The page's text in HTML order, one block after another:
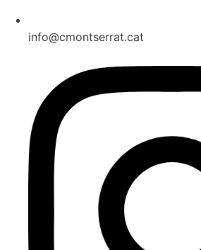
info@cmontserrat.cat